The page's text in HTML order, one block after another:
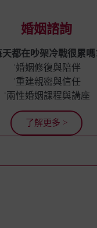
婚姻諮詢
天都在吵架冷戰很累嗎
˙婚姻修復與陪伴
˙重建親密與信任
˙兩性婚姻課程與講座
了解更多 >